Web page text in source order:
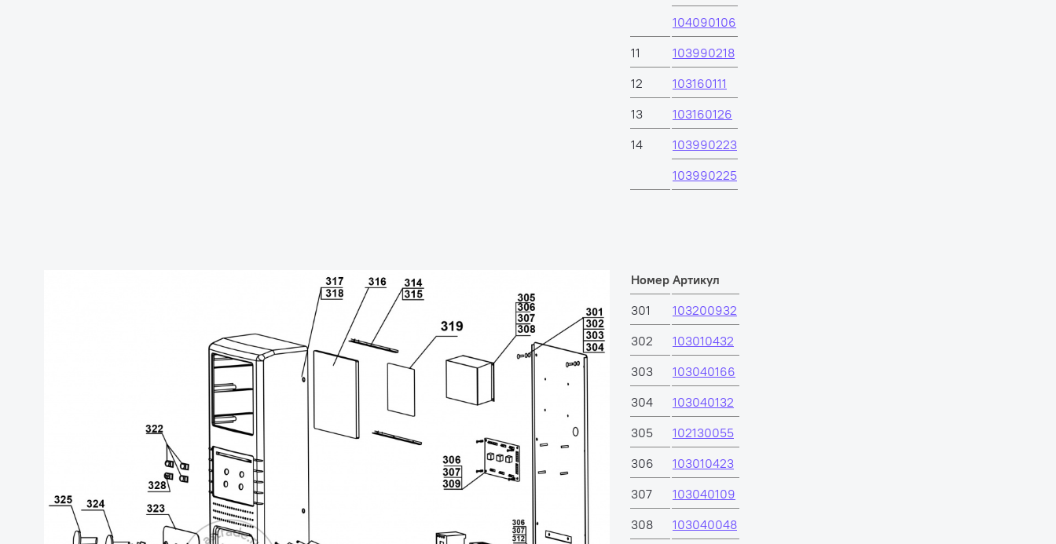
104090106
11
103990218
12
103160111
13
103160126
14
103990223
103990225
Номер Артикул
301
103200932
302
103010432
303
103040166
304
103040132
305
102130055
306
103010423
307
103040109
308
103040048